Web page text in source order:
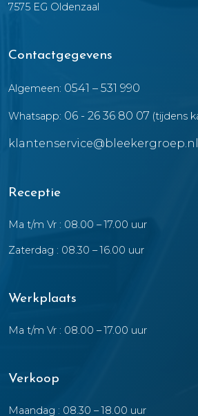
7575 EG Oldenzaal
Contactgegevens
Algemeen: 0541 – 531 990
Whatsapp: 06 - 26 36 80 07 (tijdens
klantenservice@bleekergroep.nl
Receptie
Ma t/m Vr : 08.00 – 17.00 uur
Zaterdag : 08.30 – 16.00 uur
Werkplaats
Ma t/m Vr : 08.00 – 17.00 uur
Verkoop
Maandag : 08.30 – 18.00 uur